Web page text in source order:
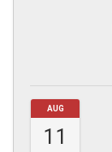
AUG
11